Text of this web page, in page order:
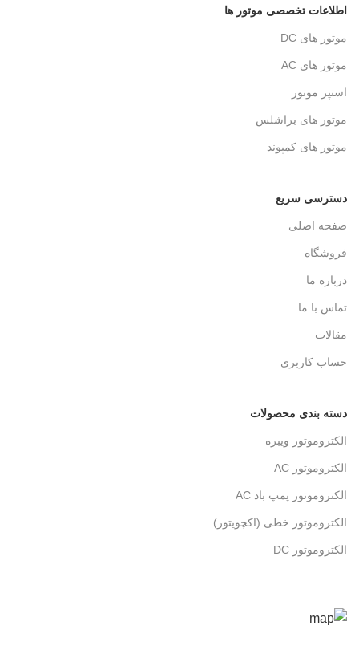
اطلاعات تخصصی موتور ها
موتور های DC
موتور های AC
استپر موتور
موتور های براشلس
موتور های کمپوند
دسترسی سریع
صفحه اصلی
فروشگاه
درباره ما
تماس با ما
مقالات
حساب کاربری
دسته بندی محصولات
الکتروموتور ویبره
الکتروموتور AC
الکتروموتور پمپ باد AC
الکتروموتور خطی (اکچویتور)
الکتروموتور DC